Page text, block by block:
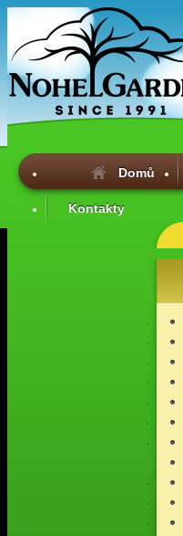
Domů
Kontakty